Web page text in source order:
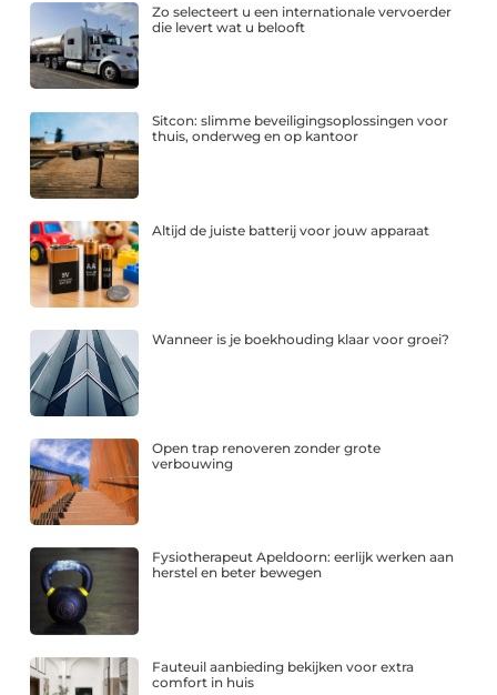
Zo selecteert u een internationale vervoerder
die levert wat u belooft
Sitcon: slimme beveiligingsoplossingen voor
thuis, onderweg en op kantoor
Altijd de juiste batterij voor jouw apparaat
Wanneer is je boekhouding klaar voor groei?
Open trap renoveren zonder grote
verbouwing
Fysiotherapeut Apeldoorn: eerlijk werken aan
herstel en beter bewegen
Fauteuil aanbieding bekijken voor extra
comfort in huis